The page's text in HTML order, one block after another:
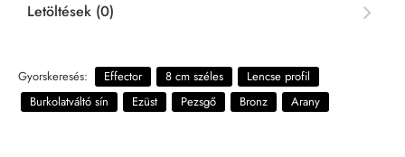
Letöltések (0)
Gyorskeresés: Effector 8 cm széles
Lencse profil
Burkolatváltó sín
Ezüst Pezsgő Bronz Arany